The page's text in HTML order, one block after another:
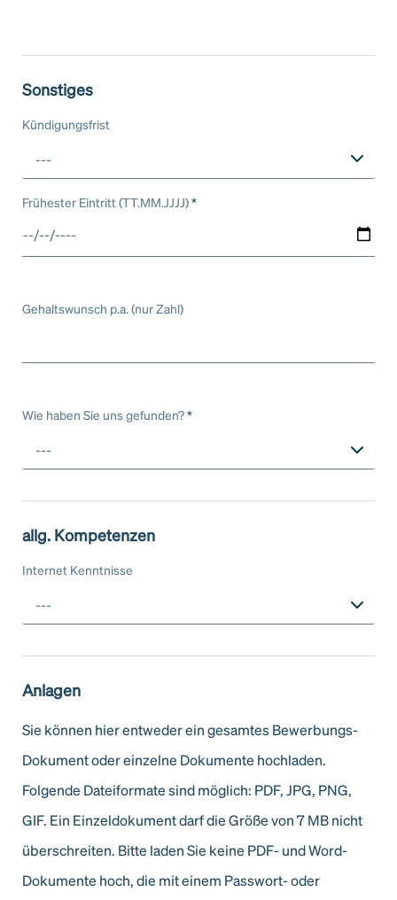
Sonstiges
Kündigungsfrist
---
Frühester Eintritt (TT.MM.JJJJ)*
Gehaltswunsch p.a. (nur Zahl)
Wie haben Sie uns gefunden?*
---
allg. Kompetenzen
Internet Kenntnisse
---
Anlagen
Sie können hier entweder ein gesamtes Bewerbungs-
Dokument oder einzelne Dokumente hochladen.
Folgende Dateiformate sind möglich: PDF, JPG, PNG,
GIF. Ein Einzeldokument darf die Größe von 7 MB nicht
überschreiten. Bitte laden Sie keine PDF- und Word-
Dokumente hoch, die mit einem Passwort- oder